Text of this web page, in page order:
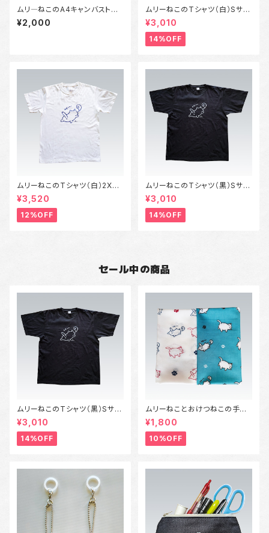
ムリ―ねこのA4キャンバストー
トバッグ（黒/白）
¥2,000
ムリーねこのTシャツ（白）Sサイ
ズ～XLサイズ
¥3,010
14%OFF
ムリーねこのTシャツ（白）2XL
サイズ～3XLサイズ
¥3,520
12%OFF
ムリーねこのTシャツ（黒）Sサイ
ズ～XLサイズ
¥3,010
14%OFF
セール中の商品
ムリーねこのTシャツ（黒）Sサイ
ズ～XLサイズ
¥3,010
14%OFF
ムリーねことおけつねこの手ぬ
ぐい
¥1,800
10%OFF